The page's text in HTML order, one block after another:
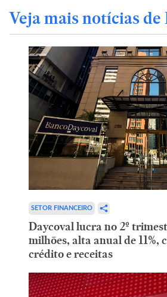
Veja mais notícias de
SETOR FINANCEIRO
Daycoval lucra no 2º
milhões, alta anual de 11%,
crédito e receitas